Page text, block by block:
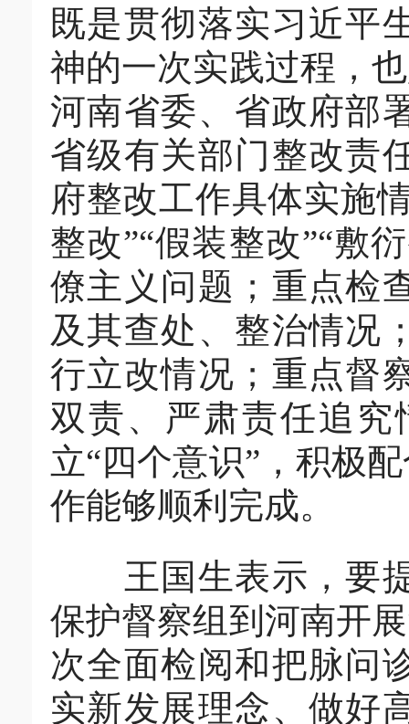
既是贯彻落实习近平
神的一次实践过程，
河南省委、省政府部
省级有关部门整改责
府整改工作具体实施
整改”“假装整改”“敷
僚主义问题；重点检
及其查处、整治情况
行立改情况；重点督
双责、严肃责任追
立“四个意识”，积极
作能够顺利完成。
王国生表示，要提
保护督察组到河南开
次全面检阅和把脉问
实新发展理念、做好